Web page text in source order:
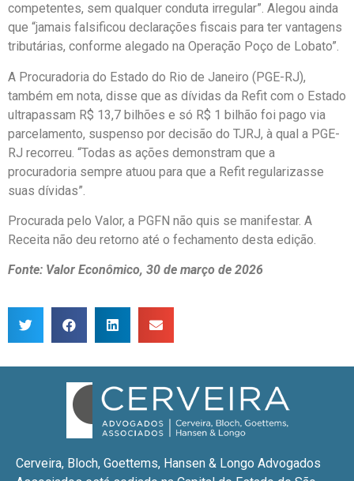
competentes, sem qualquer conduta irregular”. Alegou ainda
que “jamais falsificou declarações fiscais para ter vantagens
tributárias, conforme alegado na Operação Poço de Lobato”.
A Procuradoria do Estado do Rio de Janeiro (PGE-RJ),
também em nota, disse que as dívidas da Refit com o Estado
ultrapassam R$ 13,7 bilhões e só R$ 1 bilhão foi pago via
parcelamento, suspenso por decisão do TJRJ, à qual a PGE-
RJ recorreu. “Todas as ações demonstram que a
procuradoria sempre atuou para que a Refit regularizasse
suas dívidas”.
Procurada pelo Valor, a PGFN não quis se manifestar. A
Receita não deu retorno até o fechamento desta edição.
Fonte: Valor Econômico, 30 de março de 2026
Cerveira, Bloch, Goettems, Hansen & Longo Advogados